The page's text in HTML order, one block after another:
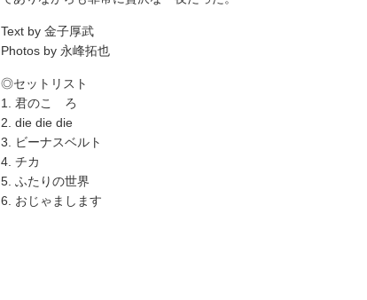
Text by 金子厚武
Photos by 永峰拓也
◎セットリスト
1. 君のこゝろ
2. die die die
3. ビーナスベルト
4. チカ
5. ふたりの世界
6. おじゃまします